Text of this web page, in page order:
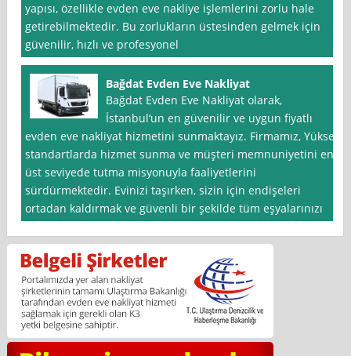
yapısı, özellikle evden eve nakliye işlemlerini zorlu hale
getirebilmektedir. Bu zorlukların üstesinden gelmek için
güvenilir, hızlı ve profesyonel
Bağdat Evden Eve Nakliyat
Bağdat Evden Eve Nakliyat olarak,
İstanbul‘un en güvenilir ve uygun fiyatlı
evden eve nakliyat hizmetini sunmaktayız. Firmamız, Yüksek
standartlarda hizmet sunma ve müşteri memnuniyetini en
üst seviyede tutma misyonuyla faaliyetlerini
sürdürmektedir. Evinizi taşırken, sizin için endişeleri
ortadan kaldırmak ve güvenli bir şekilde tüm eşyalarınızı